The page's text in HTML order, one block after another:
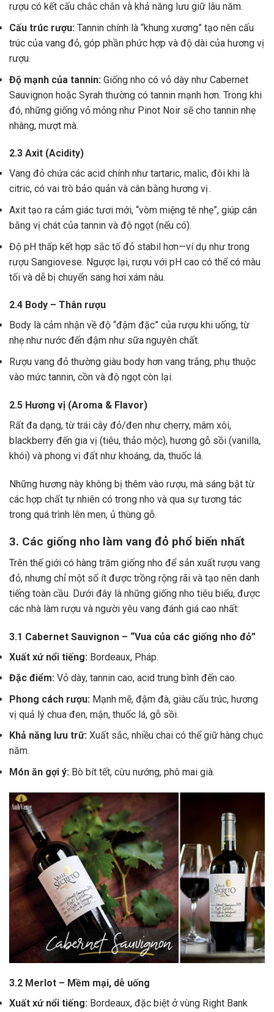
rượu có kết cấu chắc chắn và khả năng lưu giữ lâu năm.
Cấu trúc rượu: Tannin chính là “khung xương” tạo nên cấu
trúc của vang đỏ, góp phần phức hợp và độ dài của hương vị
rượu.
Độ mạnh của tannin: Giống nho có vỏ dày như Cabernet
Sauvignon hoặc Syrah thường có tannin mạnh hơn. Trong khi
đó, những giống vỏ mỏng như Pinot Noir sẽ cho tannin nhẹ
nhàng, mượt mà.
2.3 Axit (Acidity)
Vang đỏ chứa các acid chính như tartaric, malic, đôi khi là
citric, có vai trò bảo quản và cân bằng hương vị .
Axit tạo ra cảm giác tươi mới, “vòm miệng tê nhẹ”, giúp cân
bằng vị chát của tannin và độ ngọt (nếu có).
Độ pH thấp kết hợp sắc tố đỏ stabil hơn—ví dụ như trong
rượu Sangiovese. Ngược lại, rượu với pH cao có thể có màu
tối và dễ bị chuyển sang hơi xám nâu.
2.4 Body – Thân rượu
Body là cảm nhận về độ “đậm đặc” của rượu khi uống, từ
nhẹ như nước đến đậm như sữa nguyên chất.
Rượu vang đỏ thường giàu body hơn vang trắng, phụ thuộc
vào mức tannin, cồn và độ ngọt còn lại.
2.5 Hương vị (Aroma & Flavor)
Rất đa dạng, từ trái cây đỏ/đen như cherry, mâm xôi,
blackberry đến gia vị (tiêu, thảo mộc), hương gỗ sồi (vanilla,
khói) và phong vị đất như khoáng, da, thuốc lá.
Những hương này không bị thêm vào rượu, mà sáng bật từ
các hợp chất tự nhiên có trong nho và qua sự tương tác
trong quá trình lên men, ủ thùng gỗ.
3. Các giống nho làm vang đỏ phổ biến nhất
Trên thế giới có hàng trăm giống nho để sản xuất rượu vang
đỏ, nhưng chỉ một số ít được trồng rộng rãi và tạo nên danh
tiếng toàn cầu. Dưới đây là những giống nho tiêu biểu, được
các nhà làm rượu và người yêu vang đánh giá cao nhất:
3.1 Cabernet Sauvignon – “Vua của các giống nho đỏ”
Xuất xứ nổi tiếng: Bordeaux, Pháp.
Đặc điểm: Vỏ dày, tannin cao, acid trung bình đến cao.
Phong cách rượu: Mạnh mẽ, đậm đà, giàu cấu trúc, hương
vị quả lý chua đen, mận, thuốc lá, gỗ sồi.
Khả năng lưu trữ: Xuất sắc, nhiều chai có thể giữ hàng chục
năm.
Món ăn gợi ý: Bò bít tết, cừu nướng, phô mai già.
3.2 Merlot – Mềm mại, dễ uống
Xuất xứ nổi tiếng: Bordeaux, đặc biệt ở vùng Right Bank